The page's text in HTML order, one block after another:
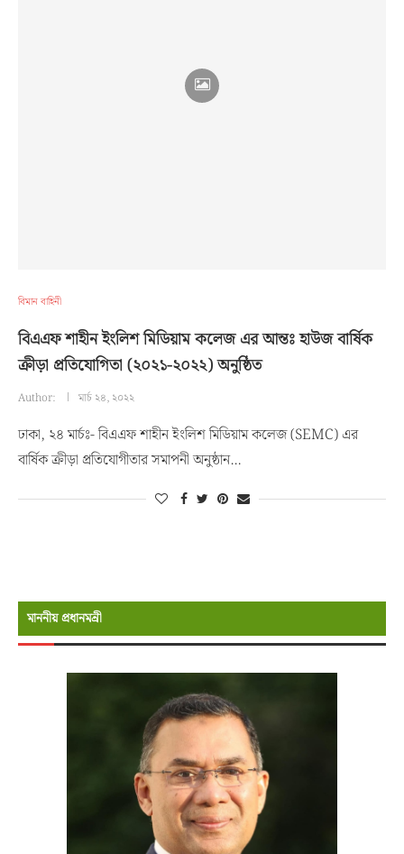
বিমান বাহিনী
বিএএফ শাহীন ইংলিশ মিডিয়াম কলেজ এর আন্তঃ হাউজ বার্ষিক
ক্রীড়া প্রতিযোগিতা (২০২১-২০২২) অনুষ্ঠিত
Author: মার্চ ২৪, ২০২২
ঢাকা, ২৪ মার্চঃ- বিএএফ শাহীন ইংলিশ মিডিয়াম কলেজ (SEMC) এর
বার্ষিক ক্রীড়া প্রতিযোগীতার সমাপনী অনুষ্ঠান…
মাননীয় প্রধানমন্রী